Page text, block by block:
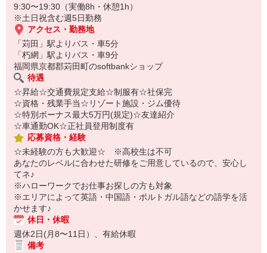
9:30〜19:30（実働8h・休憩1h）
※土日祝含む週5日勤務
アクセス・勤務地
「苅田」駅よりバス・車5分
「朽網」駅よりバス・車9分
福岡県京都郡苅田町のsoftbankショップ
待遇
☆昇給☆交通費規定支給☆制服有☆社保完
☆資格・残業手当☆リゾート施設・ジム優待
☆特別ボーナス最大5万円(規定)☆友達紹介
☆車通勤OK☆正社員登用制度有
応募資格・経験
☆未経験の方も大歓迎☆ ※高校生は不可
あなたのレベルに合わせた研修をご用意しているので、安心し
てネ♪
※ハローワークでお仕事お探しの方も対象
※エリアによって英語・中国語・ポルトガル語などの語学を活
かせます♪
休日・休暇
週休2日(月8〜11日）、有給休暇
備考